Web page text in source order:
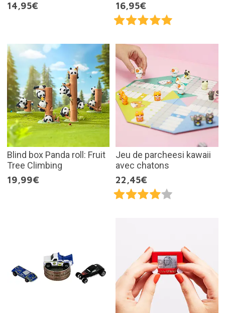
14,95€
16,95€
Blind box Panda roll: Fruit
Tree Climbing
19,99€
Jeu de parcheesi kawaii
avec chatons
22,45€